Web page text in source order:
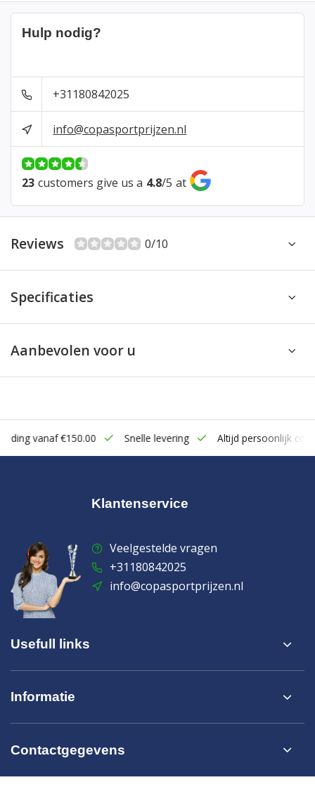
Hulp nodig?
+31180842025
info@copasportprijzen.nl
23 customers give us a 4.8/5 at
Reviews 0/10
Specificaties
Aanbevolen voor u
vanaf €150.00 Snelle levering Altijd persoonlijk
Klantenservice
Veelgestelde vragen
+31180842025
info@copasportprijzen.nl
Usefull links
Informatie
Contactgegevens